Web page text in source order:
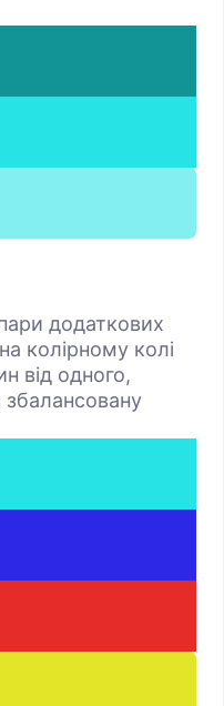
додаткових
колірному колі
від одного,